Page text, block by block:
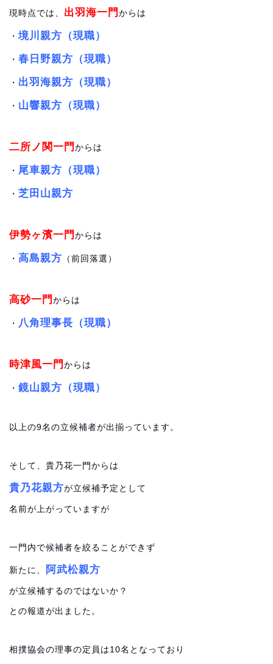
現時点では、 出羽海一門 からは
・ 境川親方（現職）
・ 春日野親方（現職）
・ 出羽海親方（現職）
・ 山響親方（現職）
二所ノ関一門 からは
・ 尾車親方（現職）
・ 芝田山親方
伊勢ヶ濱一門 からは
・ 高島親方 （前回落選）
高砂一門 からは
・ 八角理事長（現職）
時津風一門 からは
・ 鏡山親方（現職）
以上の9名の立候補者が出揃っています。
そして、貴乃花一門からは
貴乃花親方が立候補予定として
名前が上がっていますが
一門内で候補者を絞ることができず
新たに、 阿武松親方
が立候補するのではないか？
との報道が出ました。
相撲協会の理事の定員は10名となっており